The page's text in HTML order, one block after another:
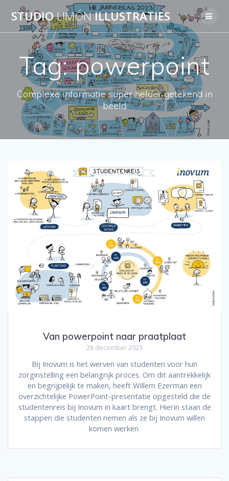
Skip
to
content
STUDIOLIMÓNILLUSTRATIES
Tag:powerpoint
Complexe informatie super helder getekend in
beeld
Van powerpoint naar praatplaat
28 december 2023
Bij Inovum is het werven van studenten voor hun
zorginstelling een belangrijk proces. Om dit aantrekkelijk
en begrijpelijk te maken, heeft Willem Ezerman een
overzichtelijke PowerPoint-presentatie opgesteld die de
studentenreis bij Inovum in kaart brengt. Hierin staan de
stappen die studenten nemen als ze bij Inovum willen
komen werken.